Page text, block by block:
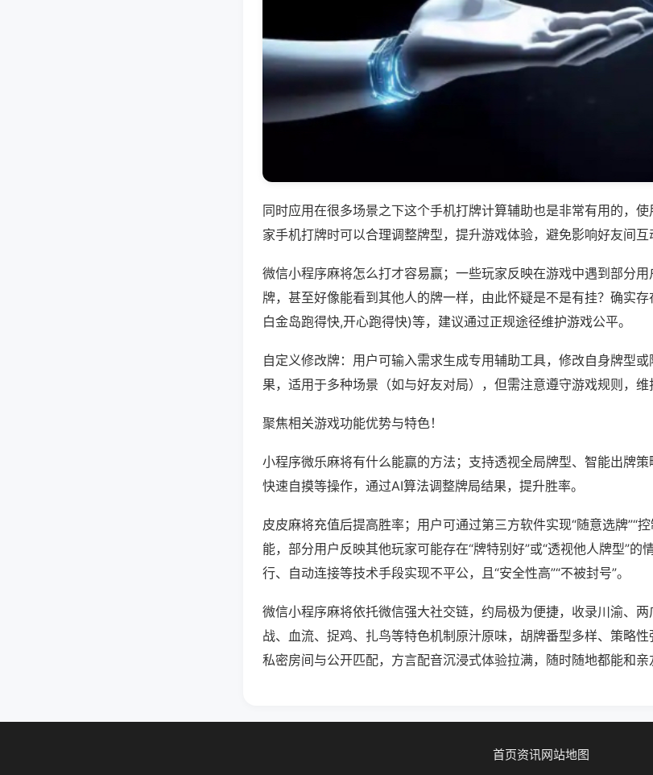
同时应用在很多场景之下这个手机打牌计算辅助也是非常有用的，
家手机打牌时可以合理调整牌型，提升游戏体验，避免影响好友间互
微信小程序麻将怎么打才容易赢；一些玩家反映在游戏中遇到部分
牌，甚至好像能看到其他人的牌一样，由此怀疑是不是有挂？确实
白金岛跑得快,开心跑得快)等，建议通过正规途径维护游戏公平。
自定义修改牌：用户可输入需求生成专用辅助工具，修改自身牌型或
果，适用于多种场景（如与好友对局），但需注意遵守游戏规则，维
聚焦相关游戏功能优势与特色！
小程序微乐麻将有什么能赢的方法；支持透视全局牌型、智能出牌
快速自摸等操作，通过AI算法调整牌局结果，提升胜率。
皮皮麻将充值后提高胜率；用户可通过第三方软件实现“随意选牌”“
能，部分用户反映其他玩家可能存在“牌特别好”或“透视他人牌型”的
行、自动连接等技术手段实现不平公，且“安全性高”“不被封号”。
微信小程序麻将依托微信强大社交链，约局极为便捷，收录川渝、
战、血流、捉鸡、扎鸟等特色机制原汁原味，胡牌番型多样、策略
私密房间与公开匹配，方言配音沉浸式体验拉满，随时随地都能和亲
首页资讯网站地图